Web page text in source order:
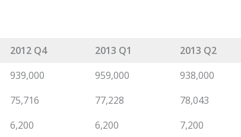
2012 Q4 2013 Q1 2013 Q2
939,000 959,000 938,000
75,716 77,228 78,043
6,200 6,200 7,200